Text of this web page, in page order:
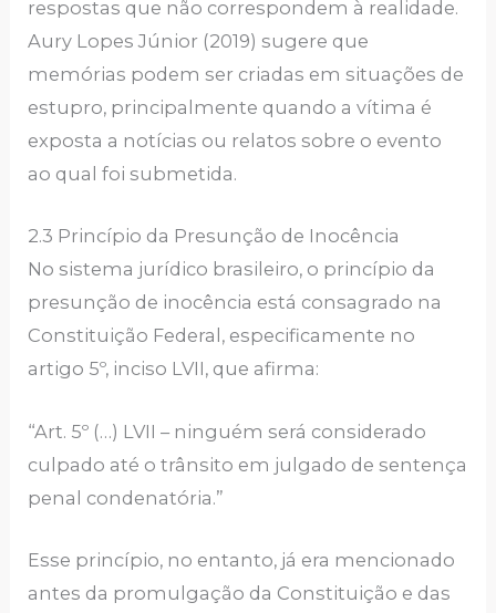
respostas que não correspondem à realidade.
Aury Lopes Júnior (2019) sugere que
memórias podem ser criadas em situações de
estupro, principalmente quando a vítima é
exposta a notícias ou relatos sobre o evento
ao qual foi submetida.
2.3 Princípio da Presunção de Inocência
No sistema jurídico brasileiro, o princípio da
presunção de inocência está consagrado na
Constituição Federal, especificamente no
artigo 5º, inciso LVII, que afirma:
“Art. 5º (…) LVII – ninguém será considerado
culpado até o trânsito em julgado de sentença
penal condenatória.”
Esse princípio, no entanto, já era mencionado
antes da promulgação da Constituição e das